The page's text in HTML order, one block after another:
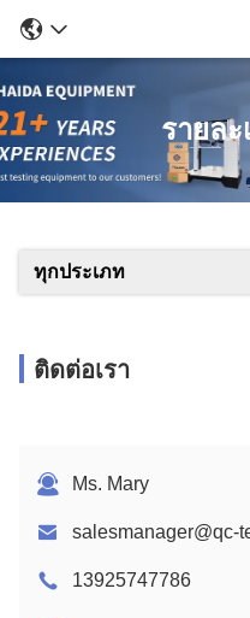
รายล
ทุกประเภท
ติดต่อเรา
Ms. Mary
salesmanager@qc-
13925747786